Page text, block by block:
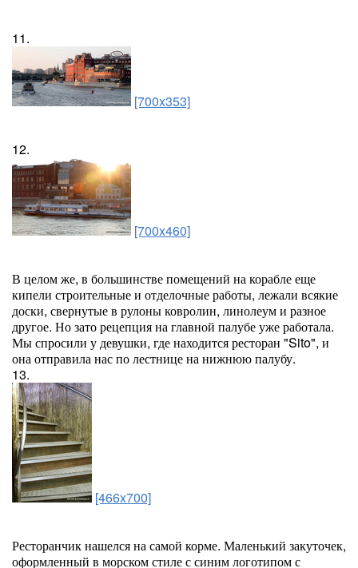
11.
[700x353]
12.
[700x460]
В целом же, в большинстве помещений на корабле еще
кипели строительные и отделочные работы, лежали всякие
доски, свернутые в рулоны ковролин, линолеум и разное
другое. Но зато рецепция на главной палубе уже работала.
Мы спросили у девушки, где находится ресторан "Sito", и
она отправила нас по лестнице на нижнюю палубу.
13.
[466x700]
Ресторанчик нашелся на самой корме. Маленький закуточек,
оформленный в морском стиле с синим логотипом с